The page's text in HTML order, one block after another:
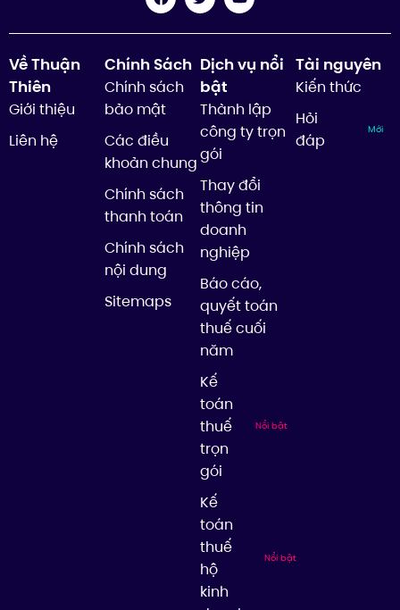
Về Thuận
Thiên
Giới thiệu
Liên hệ
Chính Sách
Chính sách
bảo mật
Các điều
khoản chung
Chính sách
thanh toán
Chính sách
nội dung
Sitemaps
Dịch vụ nổi
bật
Thành lập
công ty trọn
gói
Thay đổi
thông tin
doanh
nghiệp
Báo cáo,
quyết toán
thuế cuối
năm
Kế
toán
thuế
trọn
gói
Nổi bật
Kế
toán
thuế
hộ
kinh
Nổi bật
Tài nguyên
Kiến thức
Hỏi
đáp
Mới